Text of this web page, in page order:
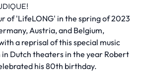
of 'LifeLONG' in the spring of 2023
Austria, and Belgium,
a reprisal of this special music
Dutch theaters in the year Robert
his 80th birthday.